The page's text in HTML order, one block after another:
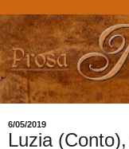
6/05/2019
Luzia